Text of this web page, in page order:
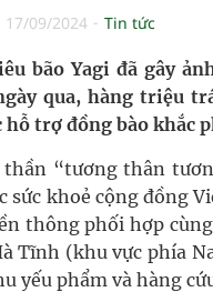
Dược Lý Và Cơ Chế Phân
đồ mạng lưới cấp cứu
ngày 08/8/2026: Bắc Bộ
tiến độ khám sức
cách trị thâm body
17/09/2024 Tin tức
bão Yagi đã gây
qua, hàng triệu
hỗ trợ đồng bào khắc
“tương thân
sức khoẻ cộng đồng
thông phối hợp
Tĩnh (khu vực phía
yếu phẩm và hàng